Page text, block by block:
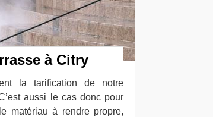
à Citry
la tarification de notre
aussi le cas donc pour
matériau à rendre propre,